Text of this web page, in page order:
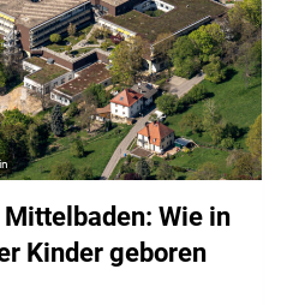
Wie in
Kinder geboren